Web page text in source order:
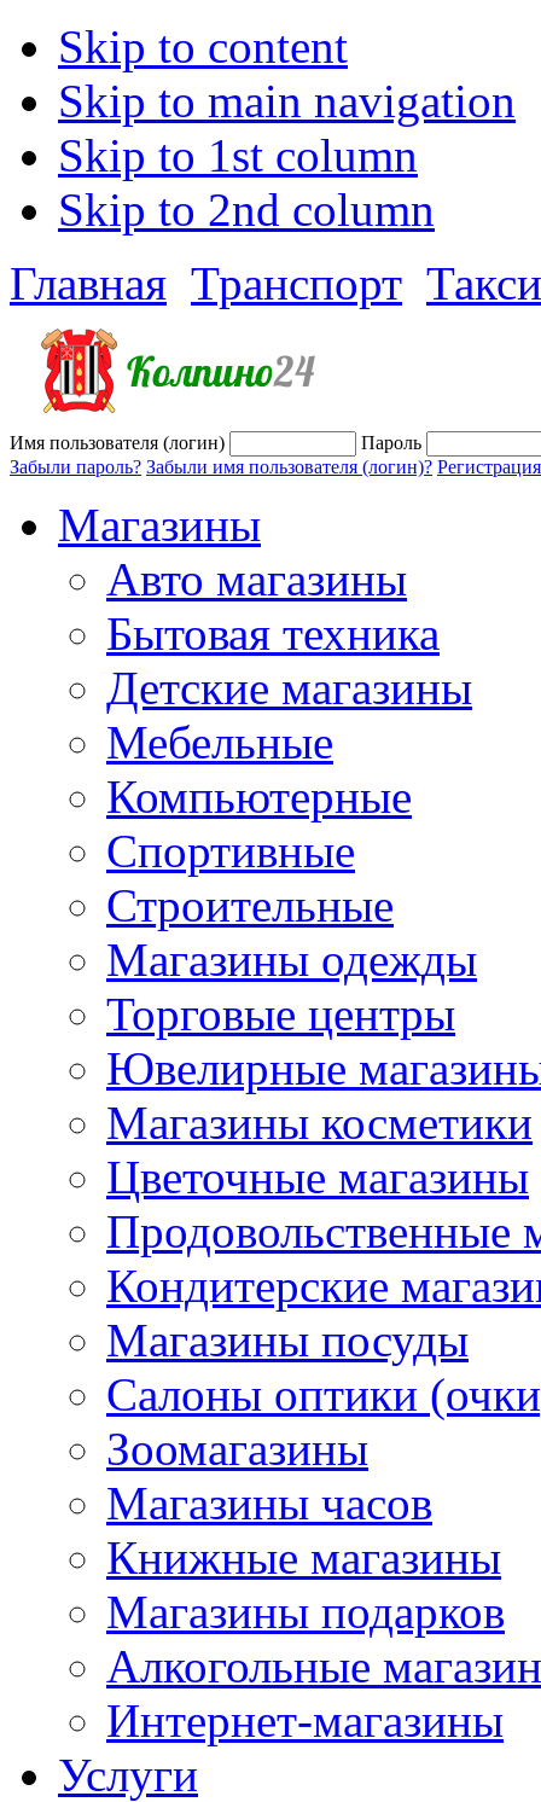
Skip to content
Skip to main navigation
Skip to 1st column
Skip to 2nd column
Главная Транспорт Такси
Имя пользователя (логин)
Пароль
Забыли пароль? Забыли имя пользователя (логин)? Регистрация
Магазины
Авто магазины
Бытовая техника
Детские магазины
Мебельные
Компьютерные
Спортивные
Строительные
Магазины одежды
Торговые центры
Ювелирные
Магазины косметики
Цветочные магазины
Продовольственные
Кондитерские
Магазины посуды
Салоны оптики
Зоомагазины
Магазины часов
Книжные магазины
Магазины подарков
Алкогольные
Интернет-магазины
Услуги